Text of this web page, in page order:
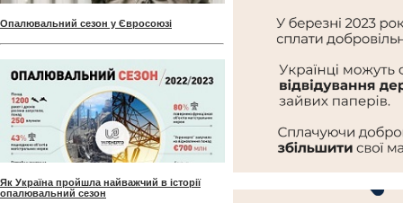
Опалювальний сезон у Євросоюзі
Як Україна пройшла найважчий в історії
опалювальний сезон